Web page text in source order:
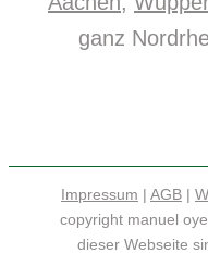
ganz
Impressum | AGB |
copyright manuel
dieser Webseite